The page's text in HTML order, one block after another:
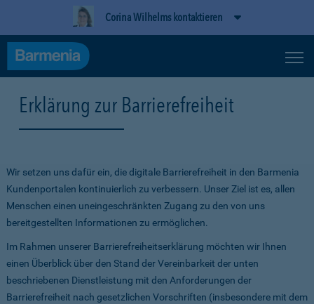
Corina Wilhelms kontaktieren
Erklärung zur Barrierefreiheit
Wir setzen uns dafür ein, die digitale Barrierefreiheit in den Barmenia
Kundenportalen kontinuierlich zu verbessern. Unser Ziel ist es, allen
Menschen einen uneingeschränkten Zugang zu den von uns
bereitgestellten Informationen zu ermöglichen.
Im Rahmen unserer Barrierefreiheitserklärung möchten wir Ihnen
einen Überblick über den Stand der Vereinbarkeit der unten
beschriebenen Dienstleistung mit den Anforderungen der
Barrierefreiheit nach gesetzlichen Vorschriften (insbesondere mit dem